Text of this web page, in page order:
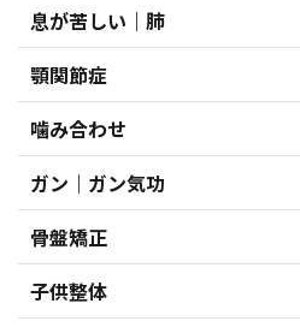
息が苦しい｜肺
顎関節症
噛み合わせ
ガン｜ガン気功
骨盤矯正
子供整体